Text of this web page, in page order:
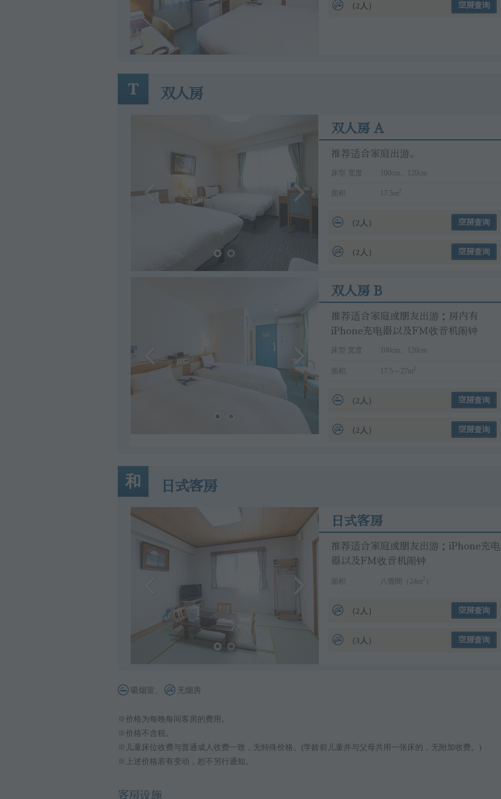
（2人） 空房查询
T 双人房
双人房 A
推荐适合家庭出游。
床型 宽度 100cm、120cm
面积 17.5m 2
（2人） 空房查询
（2人） 空房查询
双人房 B
推荐适合家庭或朋友出游；房内有
iPhone充电器以及FM收音机闹钟
床型 宽度 100cm、120cm
面积 17.5～27m 2
（2人） 空房查询
（2人） 空房查询
和 日式客房
日式客房
推荐适合家庭或朋友出游；iPhone充电
器以及FM收音机闹钟
面积 八畳間（24m 2 ）
（2人） 空房查询
（3人） 空房查询
吸烟室、 无烟房
※价格为每晚每间客房的费用。
※价格不含税。
※儿童床位收费与普通成人收费一致，无特殊价格。(学龄前儿童并与父母共用一张床的，无附加收费。)
※上述价格若有变动，恕不另行通知。
客房设施